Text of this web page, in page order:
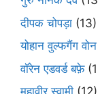
दीपक चोपड़ा (13)
योहान वुल्फगैंग
वॉरेन एडवर्ड बफ़े